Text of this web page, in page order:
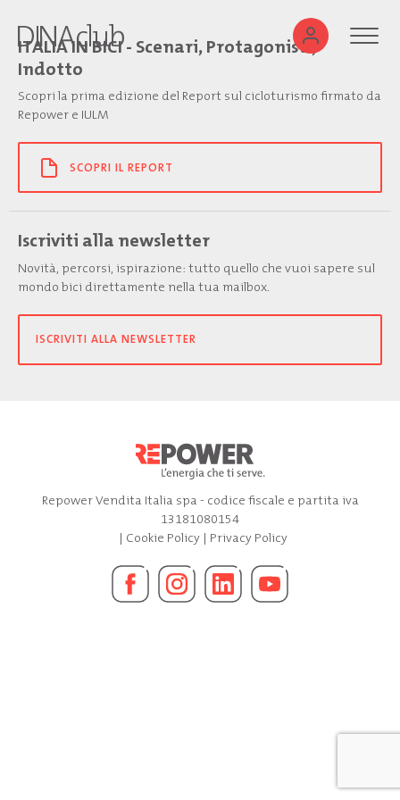
ITALIA IN BICI - Scenari, Protagonisti,
Indotto
Scopri la prima edizione del Report sul cicloturismo firmato da
Repower e IULM
SCOPRI IL REPORT
Iscriviti alla newsletter
Novità, percorsi, ispirazione: tutto quello che vuoi sapere sul
mondo bici direttamente nella tua mailbox.
ISCRIVITI ALLA NEWSLETTER
Repower Vendita Italia spa - codice fiscale e partita iva
13181080154
| Cookie Policy| Privacy Policy